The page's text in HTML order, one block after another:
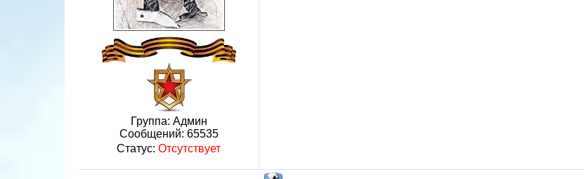
Группа: Админ
Сообщений: 65535
Статус: Отсутствует